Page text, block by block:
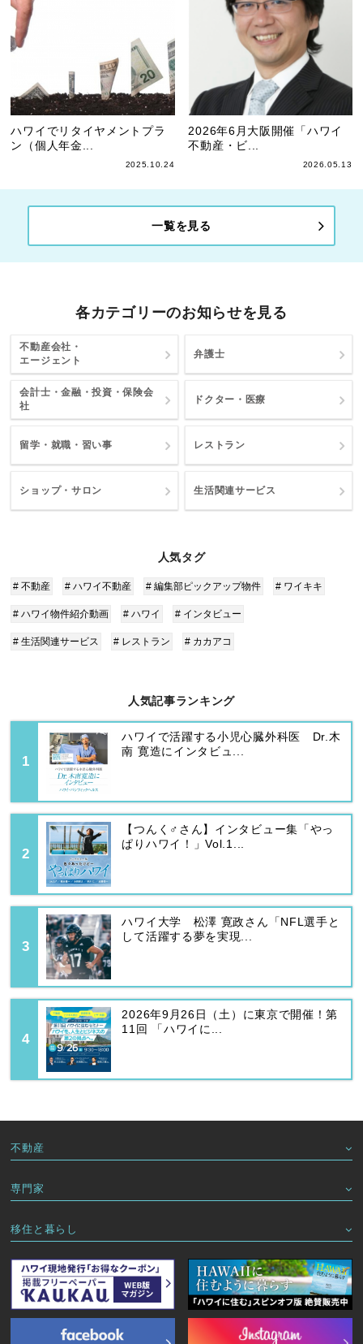
ハワイでリタイヤメントプラ
ン（個人年金...
2025.10.24
2026年6月大阪開催「ハワイ
不動産・ビ...
2026.05.13
一覧を見る
各カテゴリーのお知らせを見る
不動産会社・
エージェント
弁護士
会計士・金融・投資・保険会
社
ドクター・医療
留学・就職・習い事 レストラン
ショップ・サロン 生活関連サービス
人気タグ
# 不動産 # ハワイ不動産 # 編集部ピックアップ物件 # ワイキキ
# ハワイ物件紹介動画 # ハワイ # インタビュー
# 生活関連サービス # レストラン # カカアコ
人気記事ランキング
ハワイで活躍する小児心臓外科医 Dr.木
南 寛造にインタビュ...
【つんく♂さん】インタビュー集「やっ
ぱりハワイ！」Vol.1...
ハワイ大学 松澤 寛政さん「NFL選手と
して活躍する夢を実現...
2026年9月26日（土）に東京で開催！第
11回 「ハワイに...
不動産
専門家
移住と暮らし